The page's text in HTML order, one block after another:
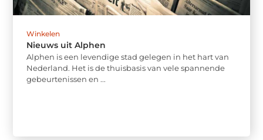
Winkelen
Nieuws uit Alphen
Alphen is een levendige stad gelegen in het hart van
Nederland. Het is de thuisbasis van vele spannende
gebeurtenissen en ...